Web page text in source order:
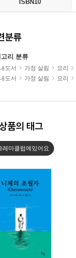
ISBN10
분류
리 분류
도서 가정 살림 요리
도서
가정 살림 요리
품의 태그
레마클럽에있어요